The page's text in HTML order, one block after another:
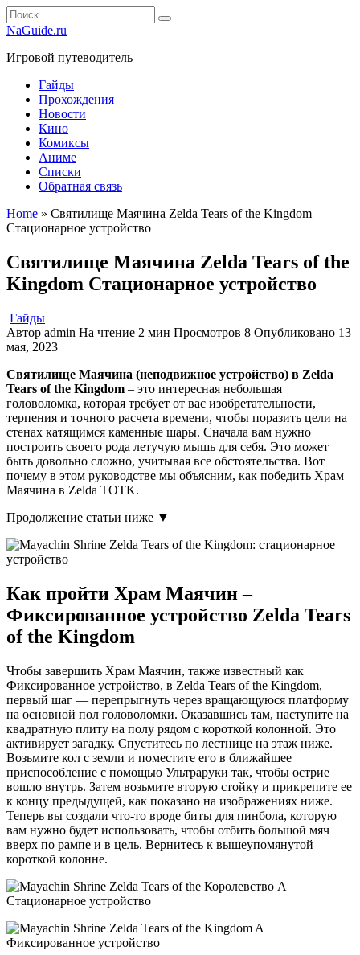
Перейти
к
Search
for:
NaGuide.ru
Игровой путеводитель
Гайды
Прохождения
Новости
Кино
Комиксы
Аниме
Списки
Обратная связь
Home » Святилище Маячина Zelda Tears of the Kingdom
Стационарное устройство
Святилище Маячина Zelda Tears of the
Kingdom Стационарное устройство
Гайды
Автор admin На чтение 2 мин Просмотров 8 Опубликовано 13
мая, 2023
Святилище Маячина (неподвижное устройство) в Zelda
Tears of the Kingdom – это интересная небольшая
головоломка, которая требует от вас изобретательности,
терпения и точного расчета времени, чтобы поразить цели на
стенах катящимся каменные шары. Сначала вам нужно
построить своего рода летучую мышь для себя. Это может
быть довольно сложно, учитывая все обстоятельства. Вот
почему в этом руководстве мы объясним, как победить Храм
Маячина в Zelda TOTK.
Продолжение статьи ниже ▼
Как пройти Храм Маячин –
Фиксированное устройство Zelda Tears
of the Kingdom
Чтобы завершить Храм Маячин, также известный как
Фиксированное устройство, в Zelda Tears of the Kingdom,
первый шаг — перепрыгнуть через вращающуюся платформу
на основной пол головоломки. Оказавшись там, наступите на
квадратную плиту на полу рядом с короткой колонной. Это
активирует загадку. Спуститесь по лестнице на этаж ниже.
Возьмите кол с земли и поместите его в ближайшее
приспособление с помощью Ультраруки так, чтобы острие
вошло внутрь. Затем возьмите вторую стойку и прикрепите ее
к концу предыдущей, как показано на изображениях ниже.
Теперь вы создали что-то вроде биты для пинбола, которую
вам нужно будет использовать, чтобы отбить большой мяч
вверх по рампе и в цель. Вернитесь к вышеупомянутой
короткой колонне.